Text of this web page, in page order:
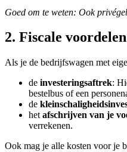
Goed om te weten: Ook
2. Fiscale voordelen
Als je de bedrijfswagen met
de investeringsaftrek:
bestelbus of een
de
het afschrijven van je
verrekenen.
Ook mag je alle kosten voor je